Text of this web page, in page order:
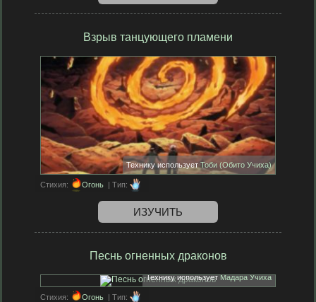
Взрыв танцующего пламени
Технику использует Тоби (Обито Учиха)
Стихия: Огонь | Тип:
ИЗУЧИТЬ
Песнь огненных драконов
Технику используетМадара Учиха
Стихия: Огонь | Тип: